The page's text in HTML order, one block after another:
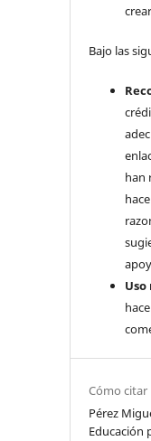
Bajo las
han
Cómo citar
Pérez
Educación